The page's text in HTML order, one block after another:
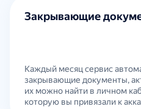
Закрывающие
Каждый месяц сервис
закрывающие документы,
их можно найти в личном
которую вы привязали к